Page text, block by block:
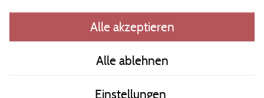
Herausgeberinformationen und Adressen
Kontakt
AGB
Alle akzeptieren
Alle ablehnen
Einstellungen